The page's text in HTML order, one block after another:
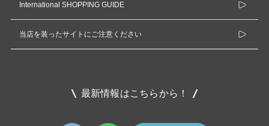
International SHOPPING GUIDE
当店を装ったサイトにご注意ください
最新情報はこちらから！